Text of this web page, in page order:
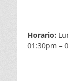
Horario:
01:30pm –